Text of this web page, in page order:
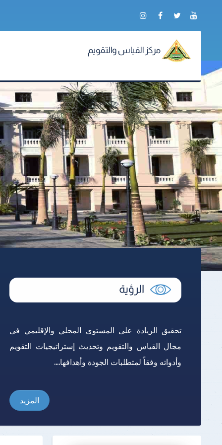
مركز القياس والتقويم
تحقيق الريادة على المستوى المحلي والإقليمي فى
مجال القياس والتقويم وتحديث إستراتيجيات التقويم
وأدواته وفقاً لمتطلبات الجودة وأهدافها....
المزيد